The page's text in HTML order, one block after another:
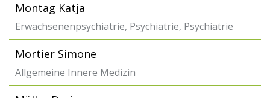
Montag Katja
Erwachsenenpsychiatrie, Psychiatrie, Psychiatrie
Mortier Simone
Allgemeine Innere Medizin